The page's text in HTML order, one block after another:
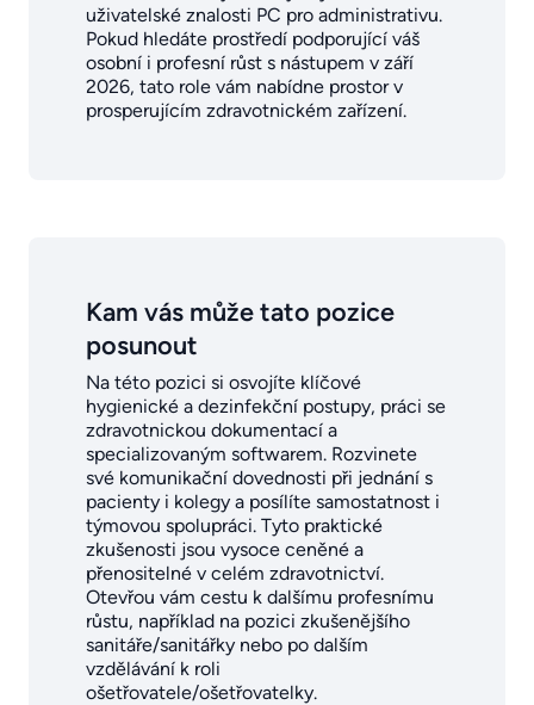
uživatelské znalosti PC pro administrativu.
Pokud hledáte prostředí podporující váš
osobní i profesní růst s nástupem v září
2026, tato role vám nabídne prostor v
prosperujícím zdravotnickém zařízení.
Kam vás může tato pozice
posunout
Na této pozici si osvojíte klíčové
hygienické a dezinfekční postupy, práci se
zdravotnickou dokumentací a
specializovaným softwarem. Rozvinete
své komunikační dovednosti při jednání s
pacienty i kolegy a posílíte samostatnost i
týmovou spolupráci. Tyto praktické
zkušenosti jsou vysoce ceněné a
přenositelné v celém zdravotnictví.
Otevřou vám cestu k dalšímu profesnímu
růstu, například na pozici zkušenějšího
sanitáře/sanitářky nebo po dalším
vzdělávání k roli
ošetřovatele/ošetřovatelky.